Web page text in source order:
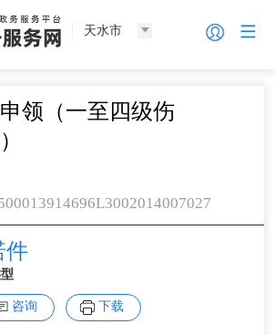
天水市
领（一至四级伤
件
咨询 下载